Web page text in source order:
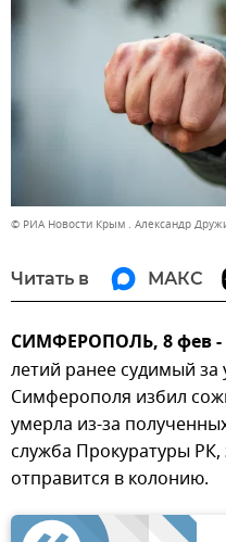
© РИА Новости Крым . Александр
Читать в МАКС
СИМФЕРОПОЛЬ, 8 фев
летий ранее судимый за
Симферополя избил
умерла из-за
служба Прокуратуры
отправится в колонию.